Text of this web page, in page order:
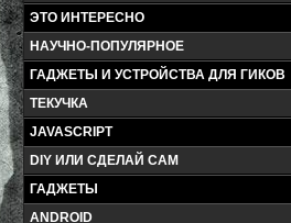
ЭТО ИНТЕРЕСНО
НАУЧНО-ПОПУЛЯРНОЕ
ГАДЖЕТЫ И УСТРОЙСТВА ДЛЯ ГИКОВ
ТЕКУЧКА
JAVASCRIPT
DIY ИЛИ СДЕЛАЙ САМ
ГАДЖЕТЫ
ANDROID